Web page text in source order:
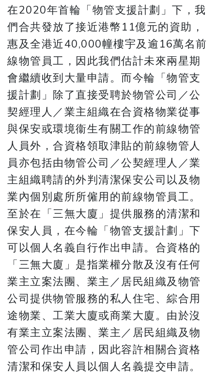
在2020年首輪「物管支援計劃」下，我
們合共發放了接近港幣11億元的資助，
惠及全港近40,000幢樓宇及逾16萬名前
線物管員工，因此我們估計未來兩星期
會繼續收到大量申請。而今輪「物管支
援計劃」除了直接受聘於物管公司／公
契經理人／業主組織在合資格物業從事
與保安或環境衞生有關工作的前線物管
人員外，合資格領取津貼的前線物管人
員亦包括由物管公司／公契經理人／業
主組織聘請的外判清潔保安公司以及物
業內個別處所所僱用的前線物管員工。
至於在「三無大廈」提供服務的清潔和
保安人員，在今輪「物管支援計劃」下
可以個人名義自行作出申請。合資格的
「三無大廈」是指業權分散及沒有任何
業主立案法團、業主／居民組織及物管
公司提供物管服務的私人住宅、綜合用
途物業、工業大廈或商業大廈。由於沒
有業主立案法團、業主／居民組織及物
管公司作出申請，因此容許相關合資格
清潔和保安人員以個人名義提交申請。